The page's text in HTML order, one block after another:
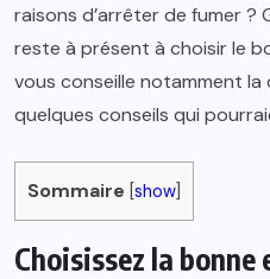
raisons d’arrêter de fumer ?
reste à présent à choisir le
vous conseille notamment
quelques conseils qui
Sommaire [show
Choisissez la